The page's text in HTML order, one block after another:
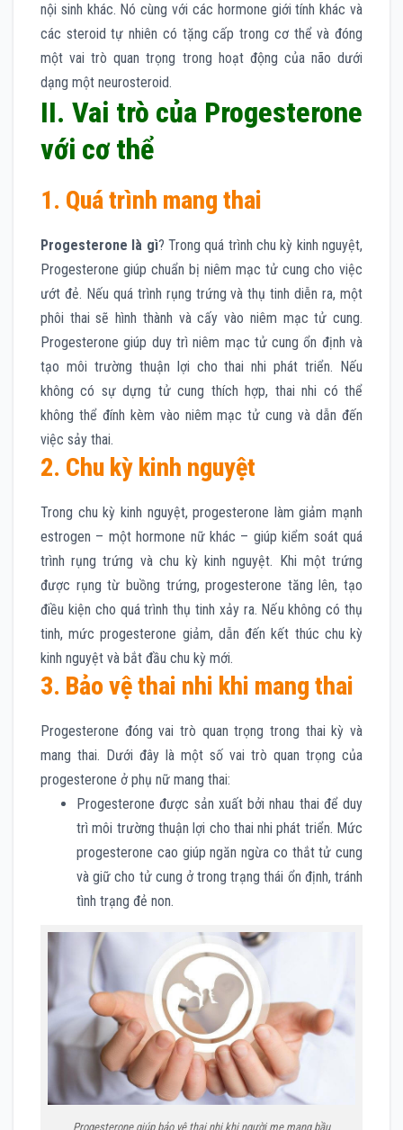
nội sinh khác. Nó cùng với các hormone giới tính khác và
các steroid tự nhiên có tặng cấp trong cơ thể và đóng
một vai trò quan trọng trong hoạt động của não dưới
dạng một neurosteroid.
II. Vai trò của Progesterone
với cơ thể
1. Quá trình mang thai
Progesterone là gì? Trong quá trình chu kỳ kinh nguyệt,
Progesterone giúp chuẩn bị niêm mạc tử cung cho việc
ướt đẻ. Nếu quá trình rụng trứng và thụ tinh diễn ra, một
phôi thai sẽ hình thành và cấy vào niêm mạc tử cung.
Progesterone giúp duy trì niêm mạc tử cung ổn định và
tạo môi trường thuận lợi cho thai nhi phát triển. Nếu
không có sự dựng tử cung thích hợp, thai nhi có thể
không thể đính kèm vào niêm mạc tử cung và dẫn đến
việc sảy thai.
2. Chu kỳ kinh nguyệt
Trong chu kỳ kinh nguyệt, progesterone làm giảm mạnh
estrogen – một hormone nữ khác – giúp kiểm soát quá
trình rụng trứng và chu kỳ kinh nguyệt. Khi một trứng
được rụng từ buồng trứng, progesterone tăng lên, tạo
điều kiện cho quá trình thụ tinh xảy ra. Nếu không có thụ
tinh, mức progesterone giảm, dẫn đến kết thúc chu kỳ
kinh nguyệt và bắt đầu chu kỳ mới.
3. Bảo vệ thai nhi khi mang thai
Progesterone đóng vai trò quan trọng trong thai kỳ và
mang thai. Dưới đây là một số vai trò quan trọng của
progesterone ở phụ nữ mang thai:
Progesterone được sản xuất bởi nhau thai để duy
trì môi trường thuận lợi cho thai nhi phát triển. Mức
progesterone cao giúp ngăn ngừa co thắt tử cung
và giữ cho tử cung ở trong trạng thái ổn định, tránh
tình trạng đẻ non.
Progesterone giúp bảo vệ thai nhi khi người mẹ mang bầu